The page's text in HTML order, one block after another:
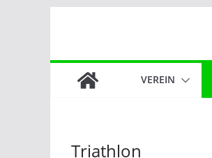
VEREIN
Triathlon